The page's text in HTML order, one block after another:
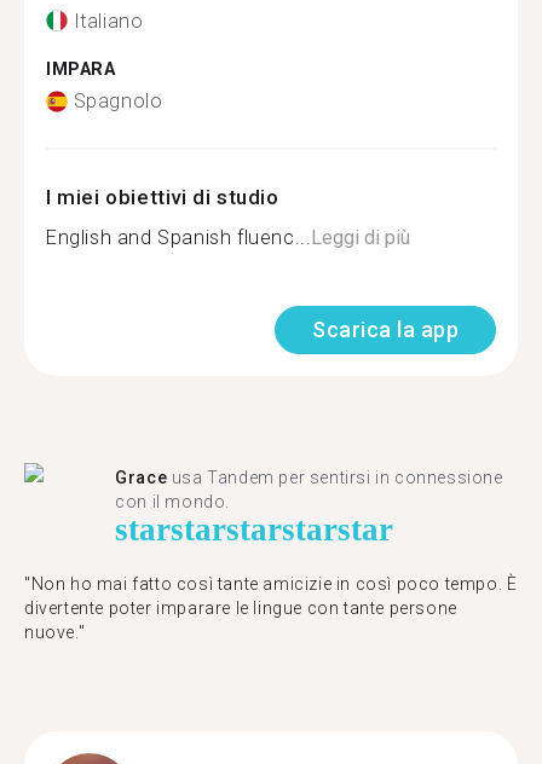
Italiano
IMPARA
Spagnolo
I miei obiettivi di studio
English and Spanish fluenc...Leggi di più
Scarica la app
Grace usa Tandem per sentirsi in connessione
con il mondo.
starstarstarstarstar
"Non ho mai fatto così tante amicizie in così poco tempo. È
divertente poter imparare le lingue con tante persone
nuove."